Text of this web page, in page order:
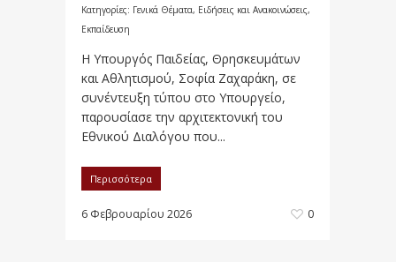
Κατηγορίες: Γενικά Θέματα, Ειδήσεις και Ανακοινώσεις,
Εκπαίδευση
Η Υπουργός Παιδείας, Θρησκευμάτων
και Αθλητισμού, Σοφία Ζαχαράκη, σε
συνέντευξη τύπου στο Υπουργείο,
παρουσίασε την αρχιτεκτονική του
Εθνικού Διαλόγου που...
Περισσότερα
6 Φεβρουαρίου 2026 0